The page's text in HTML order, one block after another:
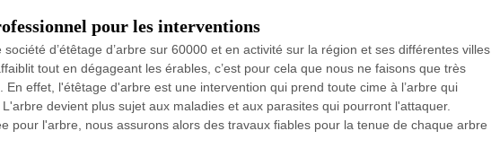
pour les interventions
d’étêtage d’arbre sur 60000 et en activité sur la région et ses différentes villes.
tout en dégageant les érables, c’est pour cela que nous ne faisons que très
En effet, l'étêtage d'arbre est une intervention qui prend toute cime à l’arbre qui
devient plus sujet aux maladies et aux parasites qui pourront l'attaquer.
pour l'arbre, nous assurons alors des travaux fiables pour la tenue de chaque arbre